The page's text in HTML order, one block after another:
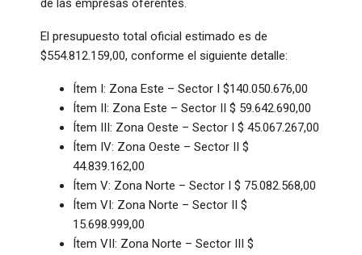
de las empresas oferentes.
El presupuesto total oficial estimado es de
$554.812.159,00, conforme el siguiente detalle:
Ítem I: Zona Este – Sector I $140.050.676,00
Ítem II: Zona Este – Sector II $ 59.642.690,00
Ítem III: Zona Oeste – Sector I $ 45.067.267,00
Ítem IV: Zona Oeste – Sector II $
44.839.162,00
Ítem V: Zona Norte – Sector I $ 75.082.568,00
Ítem VI: Zona Norte – Sector II $
15.698.999,00
Ítem VII: Zona Norte – Sector III $